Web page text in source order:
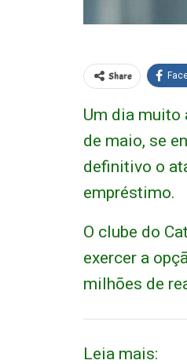
Share
Um dia muito
de maio, se
definitivo o
empréstimo.
O clube do
exercer a
milhões de
Leia mais: